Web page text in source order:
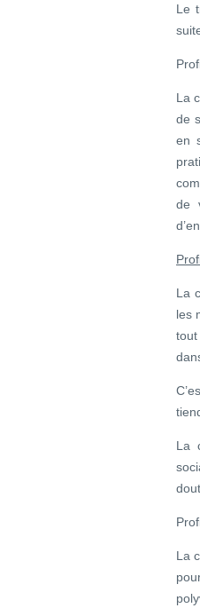
Le
La
de
en
de
La
les
La
La